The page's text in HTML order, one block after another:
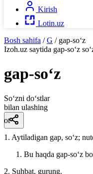
Kirish
Lotin.uz
Bosh sahifa / G / gap-so‘z
Izoh.uz saytida gap-so‘z
gap-so‘z
So‘zni do‘stlar
bilan ulashing
ot
1. Aytiladigan gap, soʻz;
Bu haqda gap-soʻz
2. Suhbat, gurung.